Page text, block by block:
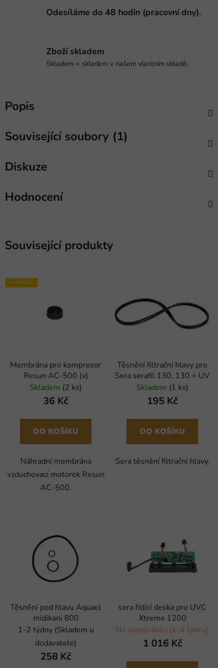
Odesíláme do 48 hodin (pracovní dny).
Zboží skladem
Skladem = skladem v našem vlastním skladě.
Popis
Související soubory (1)
Diskuze
Hodnocení
Související produkty
VÝPRODEJ
Membrána pro kompresor
Resun AC-500 (x)
Skladem (2 ks)
36 Kč
DO KOŠÍKU
Náhradní membrána
vzduchovací motorek Resun
AC-500.
Těsnění filtrační hlavy pro
Sera serafil 130, 130 + UV
Skladem (1 ks)
195 Kč
DO KOŠÍKU
Sera těsnění filtrační hlavy.
Těsnění pod hlavu Aquael
midikani 800
1-2 týdny (Skladem u
dodavatele)
258 Kč
sera řídící deska pro UVC
Xtreme 1200
Na objednávku (1-4 týdny)
1 016 Kč